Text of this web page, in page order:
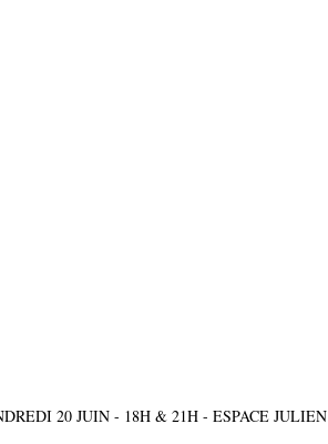
20 JUIN - 18H & 21H - ESPACE JULIEN